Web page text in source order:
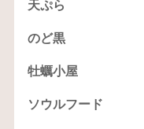
天ぷら
のど黒
牡蠣小屋
ソウルフード